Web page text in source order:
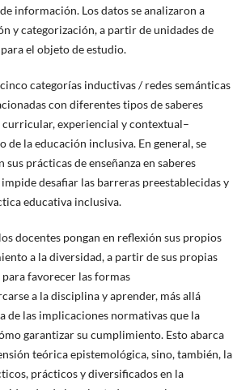
información. Los datos se analizaron a
y categorización, a partir de unidades de
el objeto de estudio.
categorías inductivas / redes semánticas
con diferentes tipos de saberes
experiencial y contextual–
de la educación inclusiva. En general, se
prácticas de enseñanza en saberes
desafiar las barreras preestablecidas y
educativa inclusiva.
docentes pongan en reflexión sus propios
a la diversidad, a partir de sus propias
favorecer las formas
a la disciplina y aprender, más allá
de las implicaciones normativas que la
garantizar su cumplimiento. Esto abarca
teórica epistemológica, sino, también, la
prácticos y diversificados en la